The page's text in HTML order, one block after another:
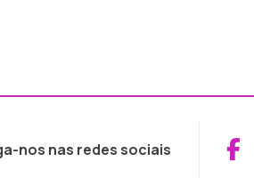
nos nas redes sociais